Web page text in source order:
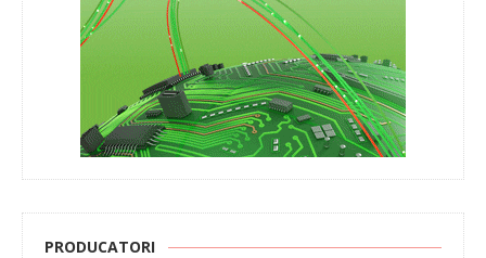
PRODUCATORI